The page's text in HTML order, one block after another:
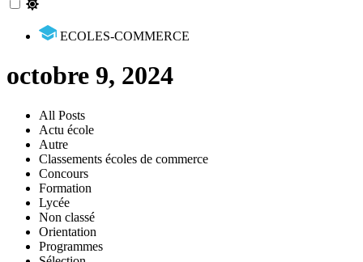
ECOLES-COMMERCE
octobre 9, 2024
All Posts
Actu école
Autre
Classements écoles de commerce
Concours
Formation
Lycée
Non classé
Orientation
Programmes